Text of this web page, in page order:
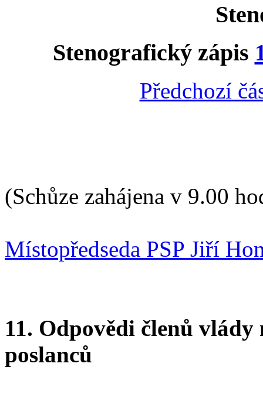
Stenografický zápis
Předchozí
(Schůze zahájena v 9.00
Místopředseda PSP Jiří
11. Odpovědi členů vlády
poslanců